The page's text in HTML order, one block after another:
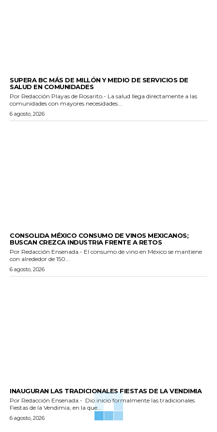
SUPERA BC MÁS DE MILLÓN Y MEDIO DE SERVICIOS DE
SALUD EN COMUNIDADES
Por Redacción Playas de Rosarito.- La salud llega directamente a las
comunidades con mayores necesidades...
6 agosto, 2026
CONSOLIDA MÉXICO CONSUMO DE VINOS MEXICANOS;
BUSCAN CREZCA INDUSTRIA FRENTE A RETOS
Por Redacción Ensenada.- El consumo de vino en México se mantiene
con alrededor de 150...
6 agosto, 2026
INAUGURAN LAS TRADICIONALES FIESTAS DE LA VENDIMIA
Por Redacción Ensenada.- Dio inicio formalmente las tradicionales
Fiestas de la Vendimia, en la que...
6 agosto, 2026